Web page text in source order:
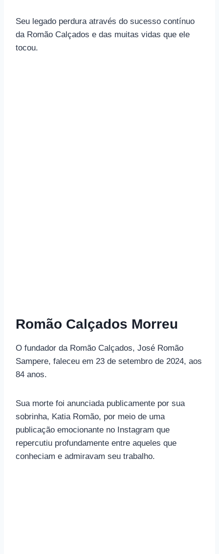
Seu legado perdura através do sucesso contínuo
da Romão Calçados e das muitas vidas que ele
tocou.
Romão Calçados Morreu
O fundador da Romão Calçados, José Romão
Sampere, faleceu em 23 de setembro de 2024, aos
84 anos.
Sua morte foi anunciada publicamente por sua
sobrinha, Katia Romão, por meio de uma
publicação emocionante no Instagram que
repercutiu profundamente entre aqueles que
conheciam e admiravam seu trabalho.